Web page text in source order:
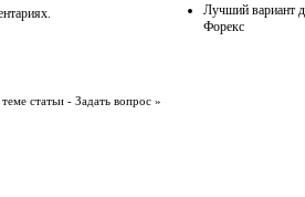
статьи - Задать вопрос »
Лучший вариант
Форекс